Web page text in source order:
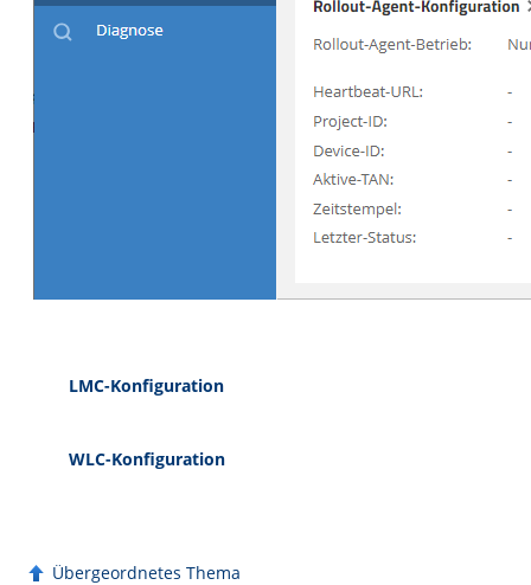
LMC-Konfiguration
WLC-Konfiguration
Übergeordnetes Thema